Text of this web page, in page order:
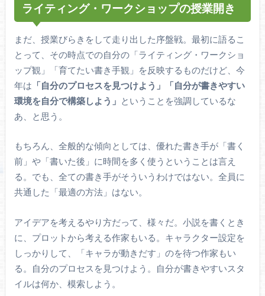
ライティング・ワークショップの授業開き
まだ、授業びらきをして走り出した序盤戦。最初に語るこ
とって、その時点での自分の「ライティング・ワークショ
ップ観」「育てたい書き手観」を反映するものだけど、今
年は 「自分のプロセスを見つけよう」「自分が書きやすい
環境を自分で構築しよう」 ということを強調しているな
あ、と思う。
もちろん、全般的な傾向としては、優れた書き手が「書く
前」や「書いた後」に時間を多く使うということは言え
る。でも、全ての書き手がそういうわけではない。全員に
共通した「最適の方法」はない。
アイデアを考えるやり方だって、様々だ。小説を書くとき
に、プロットから考える作家もいる。キャラクター設定を
しっかりして、「キャラが動きだす」のを待つ作家もい
る。自分のプロセスを見つけよう。自分が書きやすいスタ
イルは何か、模索しよう。